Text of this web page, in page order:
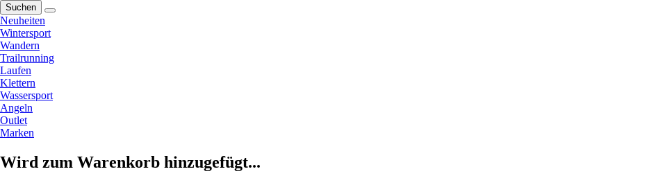
Suchen
Neuheiten
Wintersport
Wandern
Trailrunning
Laufen
Klettern
Wassersport
Angeln
Outlet
Marken
Wird zum Warenkorb hinzugefügt...